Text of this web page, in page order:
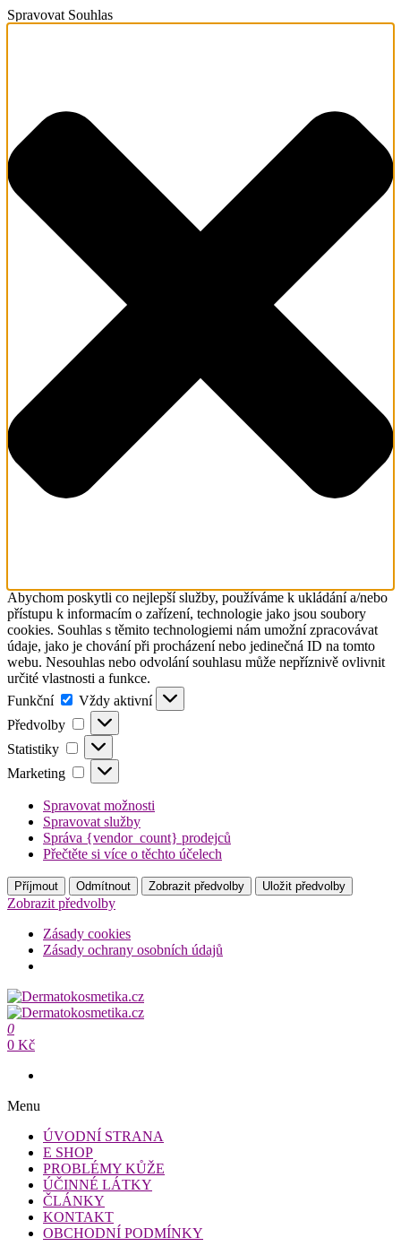
Spravovat Souhlas
Abychom poskytli co nejlepší služby, používáme k ukládání a/nebo
přístupu k informacím o zařízení, technologie jako jsou soubory
cookies. Souhlas s těmito technologiemi nám umožní zpracovávat
údaje, jako je chování při procházení nebo jedinečná ID na tomto
webu. Nesouhlas nebo odvolání souhlasu může nepříznivě ovlivnit
určité vlastnosti a funkce.
Funkční
Funkční
Vždy aktivní
Předvolby
Předvolby
Statistiky Statistiky
Marketing Marketing
Spravovat možnosti
Spravovat služby
Správa {vendor_count} prodejců
Přečtěte si více o těchto účelech
Příjmout Odmítnout Zobrazit předvolby Uložit předvolby
Zobrazit předvolby
Zásady cookies
Zásady ochrany osobních údajů
Přeskočit
na
obsah
Dermatokosmetika.cz
Dermatokosmetika.cz
0
0 Kč
Menu
ÚVODNÍ STRANA
E SHOP
PROBLÉMY KŮŽE
ÚČINNÉ LÁTKY
ČLÁNKY
KONTAKT
OBCHODNÍ PODMÍNKY